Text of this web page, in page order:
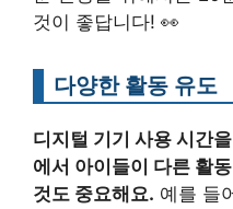
것이 좋답니다! 👀
다양한 활동 유도
디지털 기기 사용 시간
에서 아이들이 다른 활
것도 중요해요. 예를 들